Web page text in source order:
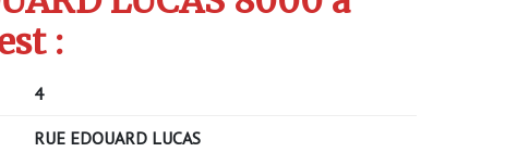
:
4
RUE EDOUARD LUCAS